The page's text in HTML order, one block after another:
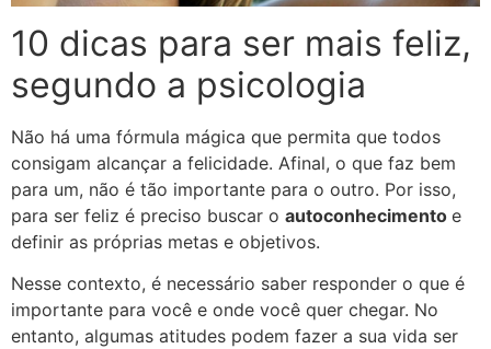
10 dicas para ser mais feliz,
segundo a psicologia
Não há uma fórmula mágica que permita que todos
consigam alcançar a felicidade. Afinal, o que faz bem
para um, não é tão importante para o outro. Por isso,
para ser feliz é preciso buscar o autoconhecimento e
definir as próprias metas e objetivos.
Nesse contexto, é necessário saber responder o que é
importante para você e onde você quer chegar. No
entanto, algumas atitudes podem fazer a sua vida ser